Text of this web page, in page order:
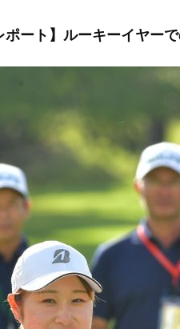
ポート】ルーキーイヤー